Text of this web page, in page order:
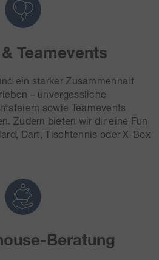
Teamevents
ein starker Zusammenhalt
– unvergessliche
sowie Teamevents
Zudem bieten wir dir eine Fun
Dart, Tischtennis oder X-Box
Beratung